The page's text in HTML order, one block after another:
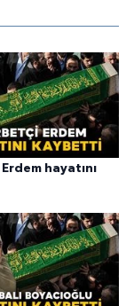
hayatını